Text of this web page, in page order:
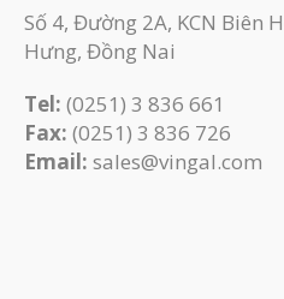
Số 4, Đường 2A, KCN Biên
Hưng, Đồng Nai
Tel: (0251) 3 836 661
Fax: (0251) 3 83​6 726
Email: sales@vingal.com